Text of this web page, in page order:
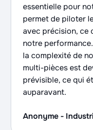
essentielle pour
permet de piloter
avec précision, ce
notre
la complexité de
multi-pièces est
prévisible, ce qui
auparavant.
Anonyme -